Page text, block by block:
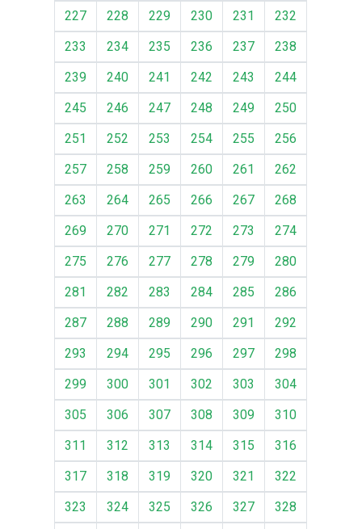
227
228 229 230 231
232
233
234 235 236 237
238
239
240 241 242 243
244
245
246 247 248 249
250
251
252 253 254 255
256
257
258 259 260 261
262
263
264 265 266 267
268
269
270 271 272 273
274
275
276 277 278 279
280
281
282 283 284 285
286
287
288 289 290 291
292
293
294 295 296 297
298
299
300 301 302 303
304
305
306 307 308 309
310
311
312 313 314 315
316
317
318 319 320 321
322
323
324 325 326 327
328